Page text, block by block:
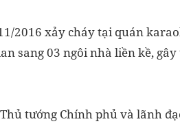
2016 xảy cháy tại quán
sang 03 ngôi nhà liền kề,
tướng Chính phủ và lãnh